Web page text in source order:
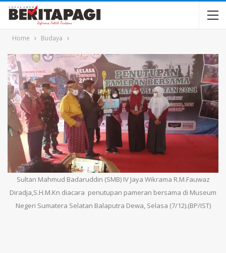
Home Budaya
Sultan Mahmud Badaruddin (SMB) IV Jaya Wikrama R.M.Fauwaz
Diradja,S.H.M.Kn diacara penutupan pameran bersama di Museum
Negeri Sumatera Selatan Balaputra Dewa, Selasa (7/12).(BP/IST)